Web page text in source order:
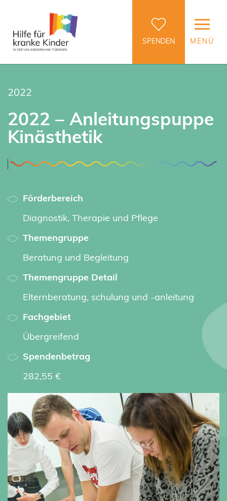
SPENDEN MENÜ
2022
2022 – Anleitungspuppe
Kinästhetik
Förderbereich
Diagnostik, Therapie und Pflege
Themengruppe
Beratung und Begleitung
Themengruppe Detail
Elternberatung, schulung und -anleitung
Fachgebiet
Übergreifend
Spendenbetrag
282,55 €